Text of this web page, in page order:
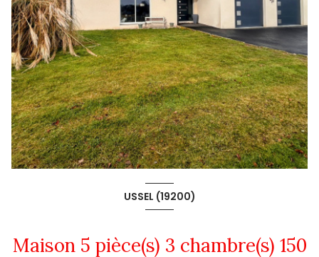
USSEL (19200)
Maison 5 pièce(s) 3 chambre(s) 150